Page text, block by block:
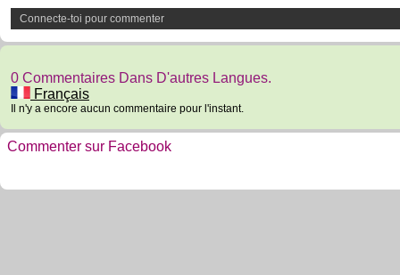
Connecte-toi pour commenter
0 Commentaires Dans D'autres Langues.
Français
Il n'y a encore aucun commentaire pour l'instant.
Commenter sur Facebook